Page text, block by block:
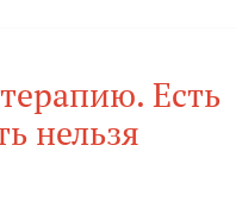
Есть
нельзя